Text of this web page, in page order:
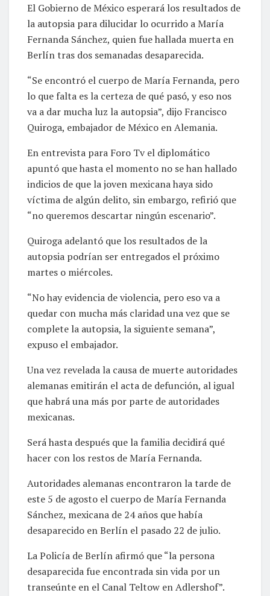
El Gobierno de México esperará los resultados de
la autopsia para dilucidar lo ocurrido a María
Fernanda Sánchez, quien fue hallada muerta en
Berlín tras dos semanadas desaparecida.
“Se encontró el cuerpo de María Fernanda, pero
lo que falta es la certeza de qué pasó, y eso nos
va a dar mucha luz la autopsia”, dijo Francisco
Quiroga, embajador de México en Alemania.
En entrevista para Foro Tv el diplomático
apuntó que hasta el momento no se han hallado
indicios de que la joven mexicana haya sido
víctima de algún delito, sin embargo, refirió que
“no queremos descartar ningún escenario”.
Quiroga adelantó que los resultados de la
autopsia podrían ser entregados el próximo
martes o miércoles.
“No hay evidencia de violencia, pero eso va a
quedar con mucha más claridad una vez que se
complete la autopsia, la siguiente semana”,
expuso el embajador.
Una vez revelada la causa de muerte autoridades
alemanas emitirán el acta de defunción, al igual
que habrá una más por parte de autoridades
mexicanas.
Será hasta después que la familia decidirá qué
hacer con los restos de María Fernanda.
Autoridades alemanas encontraron la tarde de
este 5 de agosto el cuerpo de María Fernanda
Sánchez, mexicana de 24 años que había
desaparecido en Berlín el pasado 22 de julio.
La Policía de Berlín afirmó que “la persona
desaparecida fue encontrada sin vida por un
transeúnte en el Canal Teltow en Adlershof”.